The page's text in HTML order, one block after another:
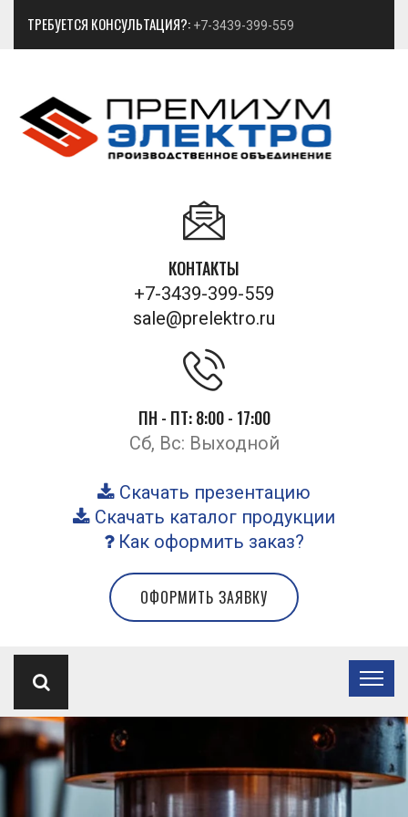
ТРЕБУЕТСЯ КОНСУЛЬТАЦИЯ?: +7-3439-399-559
КОНТАКТЫ
+7-3439-399-559
sale@prelektro.ru
ПН - ПТ: 8:00 - 17:00
Сб, Вс: Выходной
Скачать презентацию
Скачать каталог продукции
Как оформить заказ?
ОФОРМИТЬ ЗАЯВКУ